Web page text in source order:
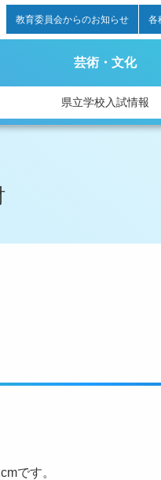
教育委員会からのお知らせ 各
芸術・文化
県立学校入試情報
です。